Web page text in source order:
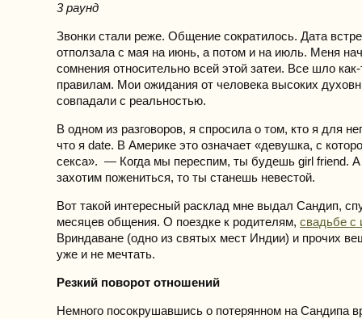
3 раунд
Звонки стали реже. Общение сократилось. Дата
отползала с мая на июнь, а потом и на июль. Меня
сомнения относительно всей этой затеи. Все шло
правилам. Мои ожидания от человека высоких
совпадали с реальностью.
В одном из разговоров, я спросила о том, кто я для
что я date. В Америке это означает «девушка, с
секса». — Когда мы переспим, ты будешь girl friend.
захотим пожениться, то ты станешь невестой.
Вот такой интересный расклад мне выдал Сандип,
месяцев общения. О поездке к родителям, свадьбе с
Вриндаване (одно из святых мест Индии) и прочих
уже и не мечтать.
Резкий поворот отношений
Немного посокрушавшись о потерянном на Сандипа